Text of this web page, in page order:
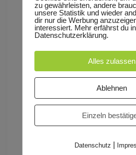
Musik nimmt das Theatrium-
das Publikum auf eine
das Leben von Johnny Cash mit.
www.theatrium-steinau.com
18 € / ermäßigt 12 €
letzte-autogramm-hommage-
zu gewährleisten, andere
unsere Statistik und wieder
dir nur die Werbung
interessiert. Mehr erfährst du
Datenschutzerklärung.
Alles zulassen
Ablehnen
Einzeln
Datenschutz